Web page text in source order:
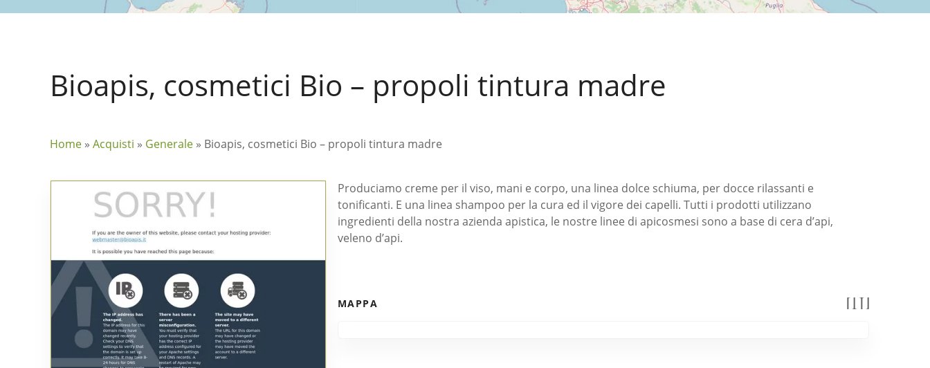
Bioapis, cosmetici Bio – propoli tintura madre
Home » Acquisti » Generale » Bioapis, cosmetici Bio – propoli tintura madre
Produciamo creme per il viso, mani e corpo, una linea dolce schiuma, per docce rilassanti e
tonificanti. E una linea shampoo per la cura ed il vigore dei capelli. Tutti i prodotti utilizzano
ingredienti della nostra azienda apistica, le nostre linee di apicosmesi sono a base di cera d’api,
veleno d’api.
MAPPA